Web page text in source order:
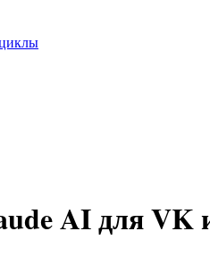
AI для VK